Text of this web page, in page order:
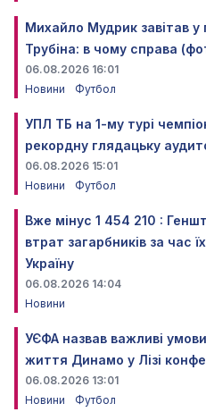
Михайло Мудрик завітав у
Трубіна: в чому справа
06.08.2026 16:01
Новини
Футбол
УПЛ ТБ на 1-му турі
рекордну глядацьку
06.08.2026 15:01
Новини
Футбол
Вже мінус 1 454 210 :
втрат загарбників за час
Україну
06.08.2026 14:04
Новини
УЄФА назвав важливі
життя Динамо у Лізі
06.08.2026 13:01
Новини
Футбол